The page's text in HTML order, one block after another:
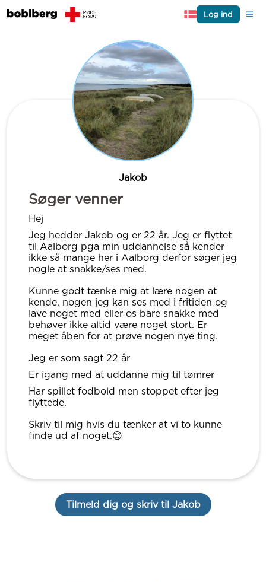
Log ind
Jakob
Søger venner
Hej
Jeg hedder Jakob og er 22 år. Jeg er flyttet
til Aalborg pga min uddannelse så kender
ikke så mange her i Aalborg derfor søger jeg
nogle at snakke/ses med.
Kunne godt tænke mig at lære nogen at
kende, nogen jeg kan ses med i fritiden og
lave noget med eller os bare snakke med
behøver ikke altid være noget stort. Er
meget åben for at prøve nogen nye ting.
Jeg er som sagt 22 år
Er igang med at uddanne mig til tømrer
Har spillet fodbold men stoppet efter jeg
flyttede.
Skriv til mig hvis du tænker at vi to kunne
finde ud af noget.😊
Tilmeld dig og skriv til Jakob